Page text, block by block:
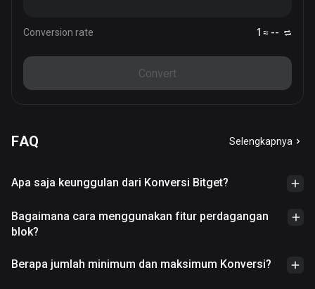
Conversion rate 1 ≈ --
Convert
FAQ Selengkapnya
Apa saja keunggulan dari Konversi Bitget?
Bagaimana cara menggunakan fitur perdagangan
blok?
Berapa jumlah minimum dan maksimum Konversi?